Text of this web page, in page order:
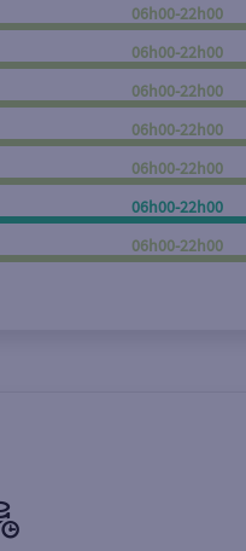
06h00-22h00
06h00-22h00
06h00-22h00
06h00-22h00
06h00-22h00
06h00-22h00
06h00-22h00